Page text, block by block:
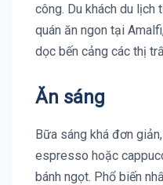
công. Du khách du lịch
quán ăn ngon tại
dọc bến cảng các thị
Ăn sáng
Bữa sáng khá đơn
espresso hoặc
bánh ngọt. Phổ biến